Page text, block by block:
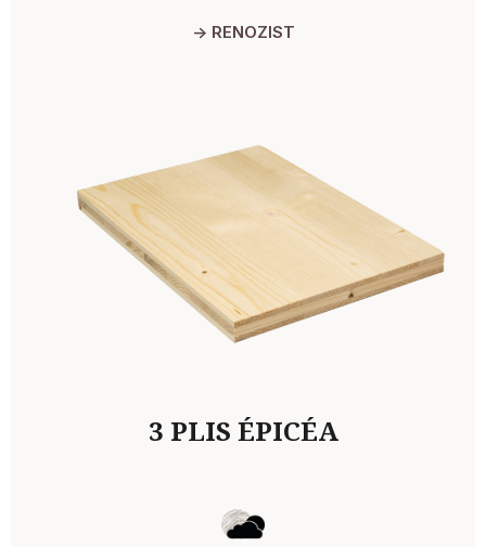
-> RENOZIST
3 PLIS ÉPICÉA